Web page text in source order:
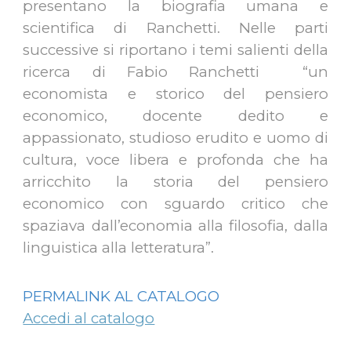
presentano la biografia umana e
scientifica di Ranchetti. Nelle parti
successive si riportano i temi salienti della
ricerca di Fabio Ranchetti “un
economista e storico del pensiero
economico, docente dedito e
appassionato, studioso erudito e uomo di
cultura, voce libera e profonda che ha
arricchito la storia del pensiero
economico con sguardo critico che
spaziava dall’economia alla filosofia, dalla
linguistica alla letteratura”.
PERMALINK AL CATALOGO
Accedi al catalogo